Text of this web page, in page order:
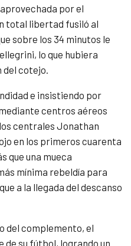
por el
total libertad fusiló al
sobre los 34 minutos le
lo que hubiera
del cotejo.
e insistiendo por
centros aéreos
centrales Jonathan
en los primeros cuarenta
que una mueca
mínima rebeldía para
a la llegada del descanso
del complemento, el
su fútbol, logrando un